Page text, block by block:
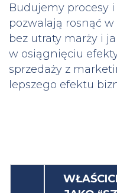
Budujemy procesy
pozwalają rosnąć
bez utraty marży i
w osiągnięciu
sprzedaży z
lepszego efektu